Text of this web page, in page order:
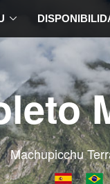
Machupicchu